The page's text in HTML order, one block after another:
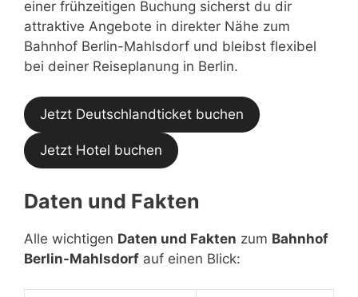
einer frühzeitigen Buchung sicherst du dir
attraktive Angebote in direkter Nähe zum
Bahnhof Berlin-Mahlsdorf und bleibst flexibel
bei deiner Reiseplanung in Berlin.
Jetzt Deutschlandticket buchen
Jetzt Hotel buchen
Daten und Fakten
Alle wichtigen Daten und Fakten zum Bahnhof
Berlin-Mahlsdorf auf einen Blick: